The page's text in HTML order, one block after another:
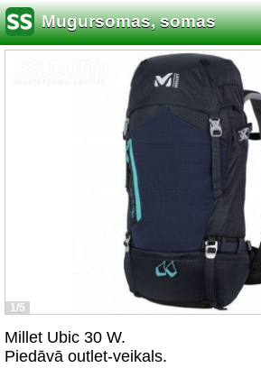
Mugursomas, somas
1/5
Millet Ubic 30 W.
Piedāvā outlet-veikals.